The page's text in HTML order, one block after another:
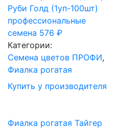
Руби Голд (1уп-100шт)
профессиональные
семена 576 ₽
Категории:
Cемена цветов ПРОФИ,
Фиалка рогатая
Купить у производителя
Фиалка рогатая Тайгер